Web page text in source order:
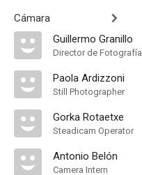
Cámara
Guillermo Granillo
Director de Fotografía
Paola Ardizzoni
Still Photographer
Gorka Rotaetxe
Steadicam Operator
Antonio Belón
Camera Intern